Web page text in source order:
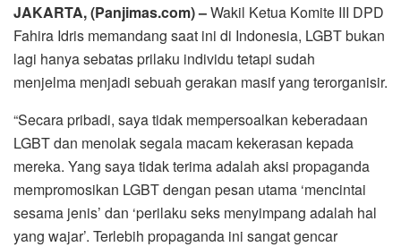
JAKARTA, (Panjimas.com) –Wakil Ketua Komite III DPD
Fahira Idris memandang saat ini di Indonesia, LGBT bukan
lagi hanya sebatas prilaku individu tetapi sudah
menjelma menjadi sebuah gerakan masif yang terorganisir.
“Secara pribadi, saya tidak mempersoalkan keberadaan
LGBT dan menolak segala macam kekerasan kepada
mereka. Yang saya tidak terima adalah aksi propaganda
mempromosikan LGBT dengan pesan utama ‘mencintai
sesama jenis’ dan ‘perilaku seks menyimpang adalah hal
yang wajar’. Terlebih propaganda ini sangat gencar